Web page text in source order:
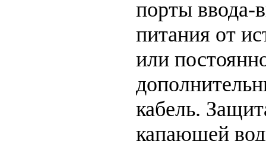
порты ввода-
питания от
или
кабель.
капающей